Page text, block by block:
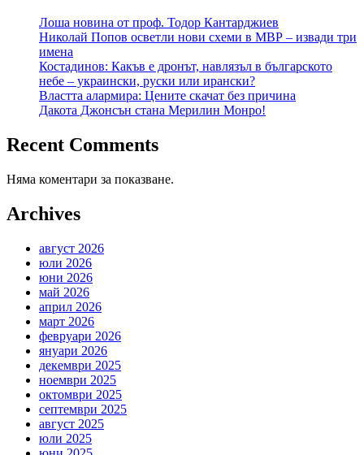
Лоша новина от проф. Тодор Кантарджиев
Николай Попов осветли нови схеми в МВР – извади три
имена
Костадинов: Какъв е дронът, навлязъл в българското
небе – украински, руски или ирански?
Властта алармира: Цените скачат без причина
Дакота Джонсън стана Мерилин Монро!
Recent Comments
Няма коментари за показване.
Archives
август 2026
юли 2026
юни 2026
май 2026
април 2026
март 2026
февруари 2026
януари 2026
декември 2025
ноември 2025
октомври 2025
септември 2025
август 2025
юли 2025